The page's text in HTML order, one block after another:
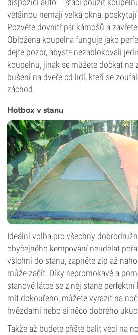
dispozici auto – stačí použít
většinou nemají velká okna,
Pozvěte dovnitř pár kámošů a
Obložená koupelna funguje jako
dejte pozor, abyste nezablokovali
koupelnu, jinak se můžete dočkat ne
bušení na dveře od lidí, kteří se
záchod.
Hotbox v stanu
Ideální volba pro všechny
obyčejného kempování neudělat
všichni do stanu, zapněte zip až
může začít. Díky nepromokavé a
stanové látce se z něj stane
mít dokouřeno, můžete vyrazit na
hvězdami nebo si něco dobrého
Takže až budete příště balit věci na